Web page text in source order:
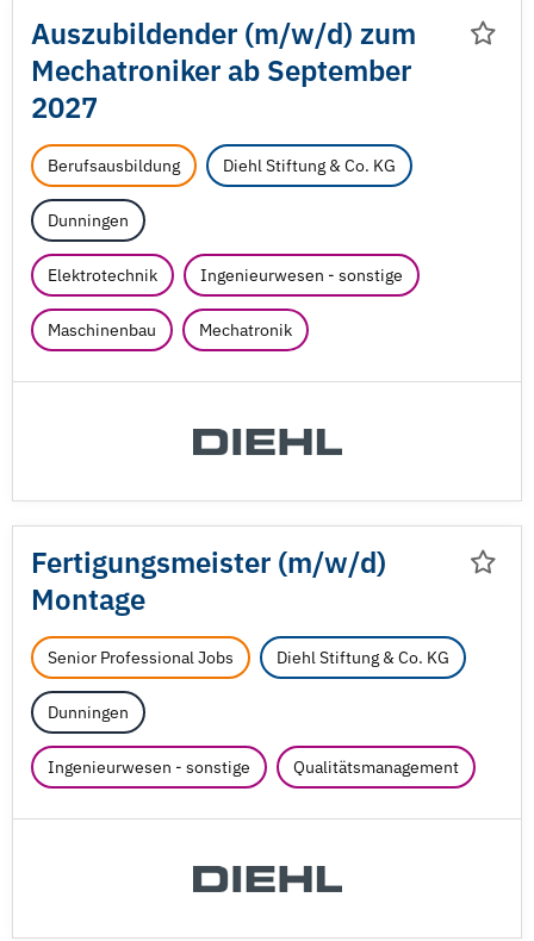
Auszubildender (m/w/d) zum
Mechatroniker ab September
2027
Berufsausbildung Diehl Stiftung & Co. KG
Dunningen
Elektrotechnik Ingenieurwesen - sonstige
Maschinenbau Mechatronik
Fertigungsmeister (m/w/d)
Montage
Senior Professional Jobs Diehl Stiftung & Co. KG
Dunningen
Ingenieurwesen - sonstige Qualitätsmanagement